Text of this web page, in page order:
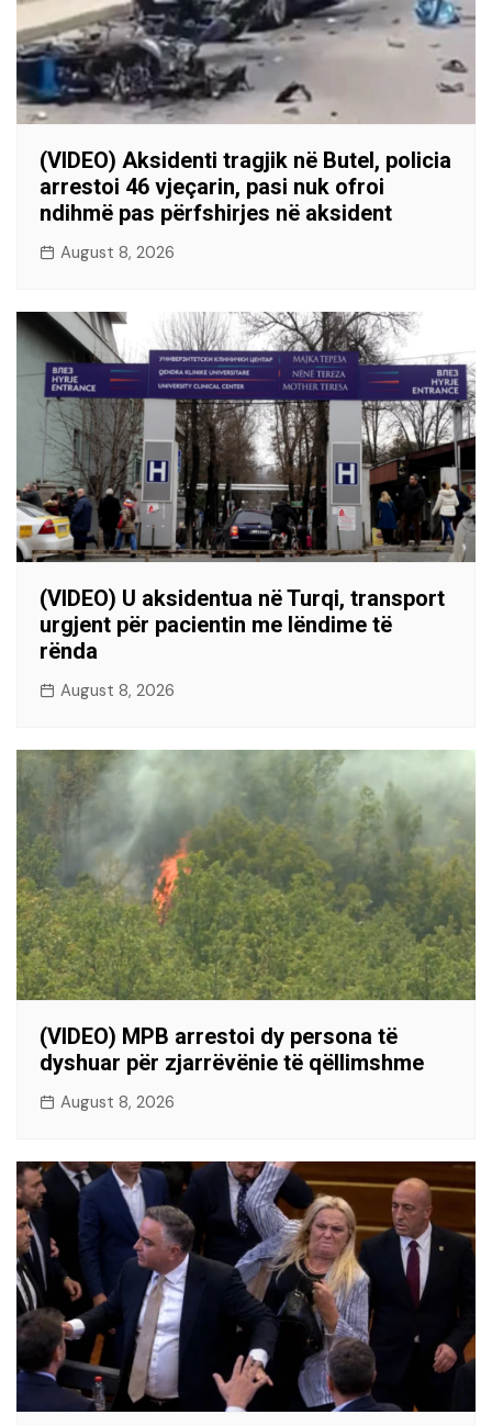
(VIDEO) Aksidenti tragjik në Butel, policia
arrestoi 46 vjeçarin, pasi nuk ofroi
ndihmë pas përfshirjes në aksident
August 8, 2026
(VIDEO) U aksidentua në Turqi, transport
urgjent për pacientin me lëndime të
rënda
August 8, 2026
(VIDEO) MPB arrestoi dy persona të
dyshuar për zjarrëvënie të qëllimshme
August 8, 2026